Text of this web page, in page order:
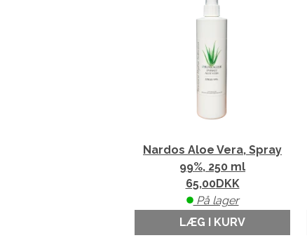
Nardos Aloe Vera, Spray
99%, 250 ml
65,00DKK
På lager
LÆG I KURV